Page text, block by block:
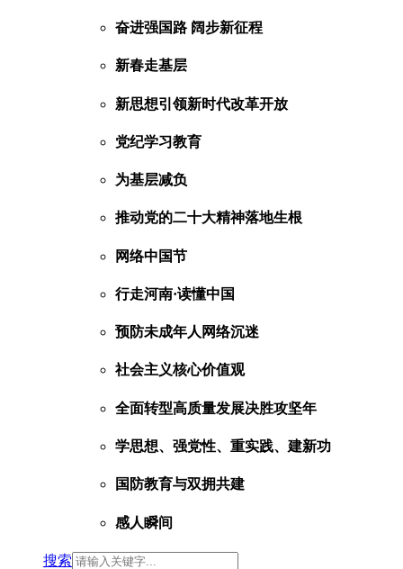
奋进强国路 阔步新征程
新春走基层
新思想引领新时代改革开放
党纪学习教育
为基层减负
推动党的二十大精神落地生根
网络中国节
行走河南·读懂中国
预防未成年人网络沉迷
社会主义核心价值观
全面转型高质量发展决胜攻坚年
学思想、强党性、重实践、建新功
国防教育与双拥共建
感人瞬间
搜索